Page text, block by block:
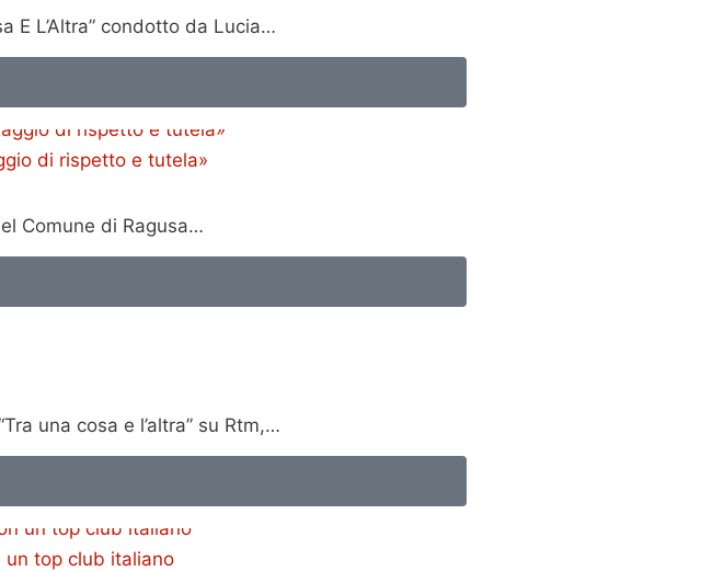
E L’Altra” condotto da Lucia…
di rispetto e tutela»
Comune di Ragusa…
una cosa e l’altra” su Rtm,…
un top club italiano